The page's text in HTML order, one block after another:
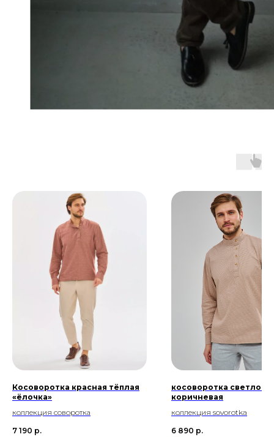
Косоворотка красная тёплая
«ёлочка»
коллекция соворотка
7 190 р.
косоворотка светло -
коричневая
коллекция sovorotka
6 890 р.